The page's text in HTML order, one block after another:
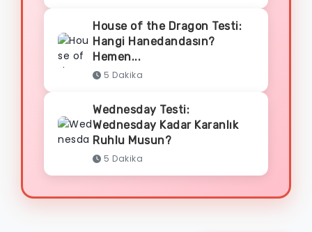
House of the Dragon Testi:
Hangi Hanedandasın?
Hemen...
5 Dakika
Wednesday Testi:
Wednesday Kadar Karanlık
Ruhlu Musun?
5 Dakika